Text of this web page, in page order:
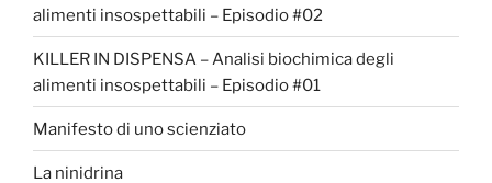
alimenti insospettabili – Episodio #02
KILLER IN DISPENSA – Analisi biochimica degli
alimenti insospettabili – Episodio #01
Manifesto di uno scienziato
La ninidrina